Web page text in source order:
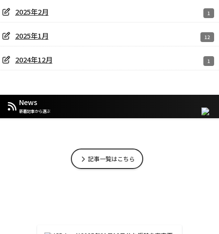
2025年2月 1
2025年1月 12
2024年12月 1
News
新着記事から選ぶ
記事一覧はこちら